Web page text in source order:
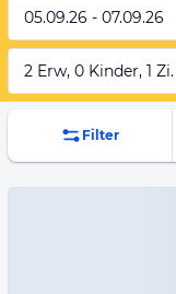
05.09.26 - 07.09.26
2 Erw, 0 Kinder, 1 Zi.
Filter